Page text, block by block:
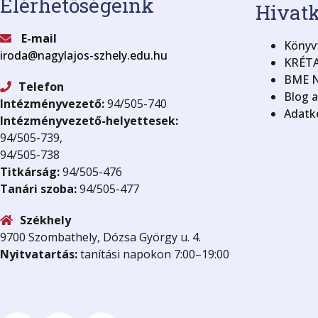
Elérhetőségeink
E-mail
iroda@nagylajos-szhely.edu.hu
Telefon
Intézményvezető:94/505-740
Intézményvezető-helyettesek:
94/505-739,
94/505-738
Titkárság:94/505-476
Tanári szoba:94/505-477
Székhely
9700 Szombathely, Dózsa György u. 4.
Nyitvatartás:tanítási napokon 7:00–19:00
BME
Blog